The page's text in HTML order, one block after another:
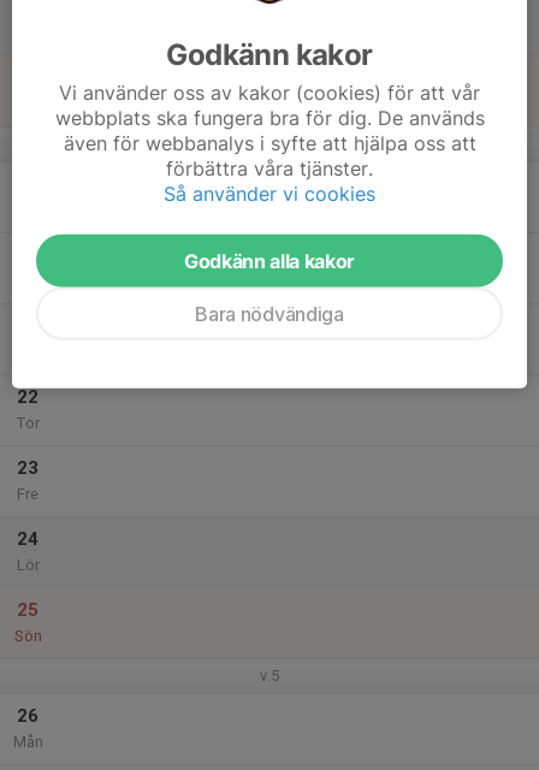
v.4
20
22
Tor
23
Fre
24
Lör
25
Sön
v.5
26
Mån
Godkänn kakor
Vi använder oss av kakor (cookies) för att vår
webbplats ska fungera bra för dig. De används
även för webbanalys i syfte att hjälpa oss att
förbättra våra tjänster.
Så använder vi cookies
Godkänn alla kakor
Bara nödvändiga